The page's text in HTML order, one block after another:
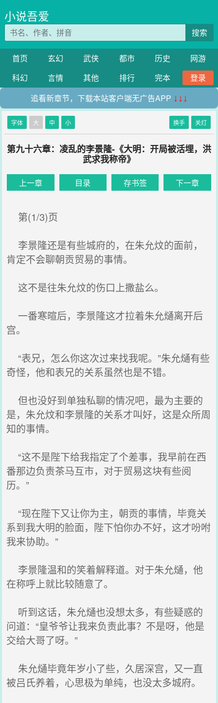
小说吾爱
搜索
首页 玄幻 武侠 都市 历史
网游
科幻
言情 其他 排行 完本
登录
追看新章节，下载本站客户端无广告APP ↓↓↓
字体 大 中 小 换手 关灯
第九十六章：凌乱的李景隆-《大明：开局被活埋，洪
武求我称帝》
上一章 目录 存书签 下一章
第(1/3)页
李景隆还是有些城府的，在朱允炆的面前，
肯定不会聊朝贡贸易的事情。
这不是往朱允炆的伤口上撒盐么。
一番寒暄后，李景隆这才拉着朱允熥离开后
宫。
“表兄，怎么你这次过来找我呢。”朱允熥有些
奇怪，他和表兄的关系虽然也是不错。
但也没好到单独私聊的情况吧，最为主要的
是，朱允炆和李景隆的关系才叫好，这是众所周
知的事情。
“这不是陛下给我指定了个差事，我早前在西
番那边负责茶马互市，对于贸易这块有些阅
历。”
“现在陛下又让你为主，朝贡的事情，毕竟关
系到我大明的脸面，陛下怕你办不好，这才吩咐
我来协助。”
李景隆温和的笑着解释道。对于朱允熥，他
在称呼上就比较随意了。
听到这话，朱允熥也没想太多，有些疑惑的
问道：“皇爷爷让我来负责此事？不是呀，他是
交给大哥了呀。”
朱允熥毕竟年岁小了些，久居深宫，又一直
被吕氏养着，心思极为单纯，也没太多城府。